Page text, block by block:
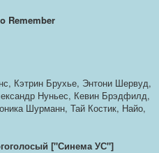
Remember
Кэтрин Брухье, Энтони Шервуд,
Нуньес, Кевин Брэдфилд,
Шурманн, Тай Костик, Найо,
["Синема УС"]